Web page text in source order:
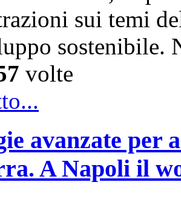
sui temi
sostenibile.
volte
avanzate per
A Napoli il